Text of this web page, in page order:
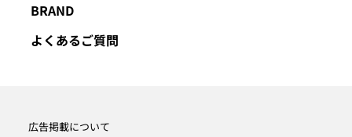
BRAND
よくあるご質問
広告掲載について